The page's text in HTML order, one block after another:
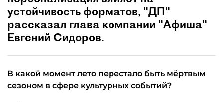
устойчивость форматов, "ДП"
рассказал глава компании "Афиша"
Евгений Сидоров.
В какой момент лето перестало быть мёртвым
сезоном в сфере культурных событий?